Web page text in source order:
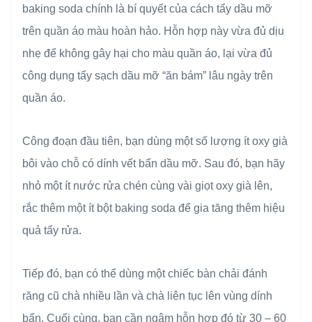
baking soda chính là bí quyết của cách tẩy dầu mỡ
trên quần áo màu hoàn hảo. Hỗn hợp này vừa đủ dịu
nhẹ để không gây hại cho màu quần áo, lại vừa đủ
công dụng tẩy sạch dầu mỡ “ăn bám” lâu ngày trên
quần áo.
Công đoạn đầu tiên, bạn dùng một số lượng ít oxy già
bôi vào chỗ có dính vết bẩn dầu mỡ. Sau đó, bạn hãy
nhỏ một ít nước rửa chén cùng vài giọt oxy già lên,
rắc thêm một ít bột baking soda để gia tăng thêm hiệu
quả tẩy rửa.
Tiếp đó, bạn có thể dùng một chiếc bàn chải đánh
răng cũ chà nhiều lần và chà liên tục lên vùng dính
bẩn. Cuối cùng, bạn cần ngâm hỗn hợp đó từ 30 – 60